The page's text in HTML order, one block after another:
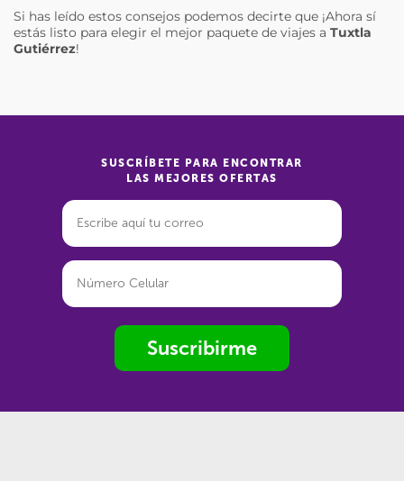
Si has leído estos consejos podemos decirte que ¡Ahora sí
estás listo para elegir el mejor paquete de viajes a Tuxtla
Gutiérrez!
SUSCRÍBETE PARA ENCONTRAR
LAS MEJORES OFERTAS
Suscribirme